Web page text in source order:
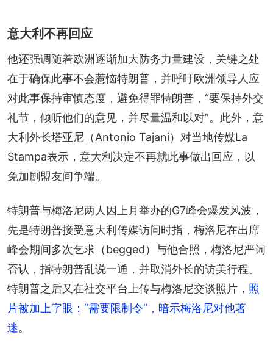
意大利不再回应
他还强调随着欧洲逐渐加大防务力量建设，关键之处
在于确保此事不会惹恼特朗普，并呼吁欧洲领导人应
对此事保持审慎态度，避免得罪特朗普，“要保持外交
礼节，倾听他们的意见，并尽量温和以对”。此外，意
大利外长塔亚尼（Antonio Tajani）对当地传媒La
Stampa表示，意大利决定不再就此事做出回应，以
免加剧盟友间争端。
特朗普与梅洛尼两人因上月举办的G7峰会爆发风波，
先是特朗普接受意大利传媒访问时指，梅洛尼在出席
峰会期间多次乞求（begged）与他合照，梅洛尼严词
否认，指特朗普乱说一通，并取消外长的访美行程。
特朗普之后又在社交平台上传与梅洛尼交谈照片， 照
片被加上字眼：“需要限制令”，暗示梅洛尼对他著
迷。